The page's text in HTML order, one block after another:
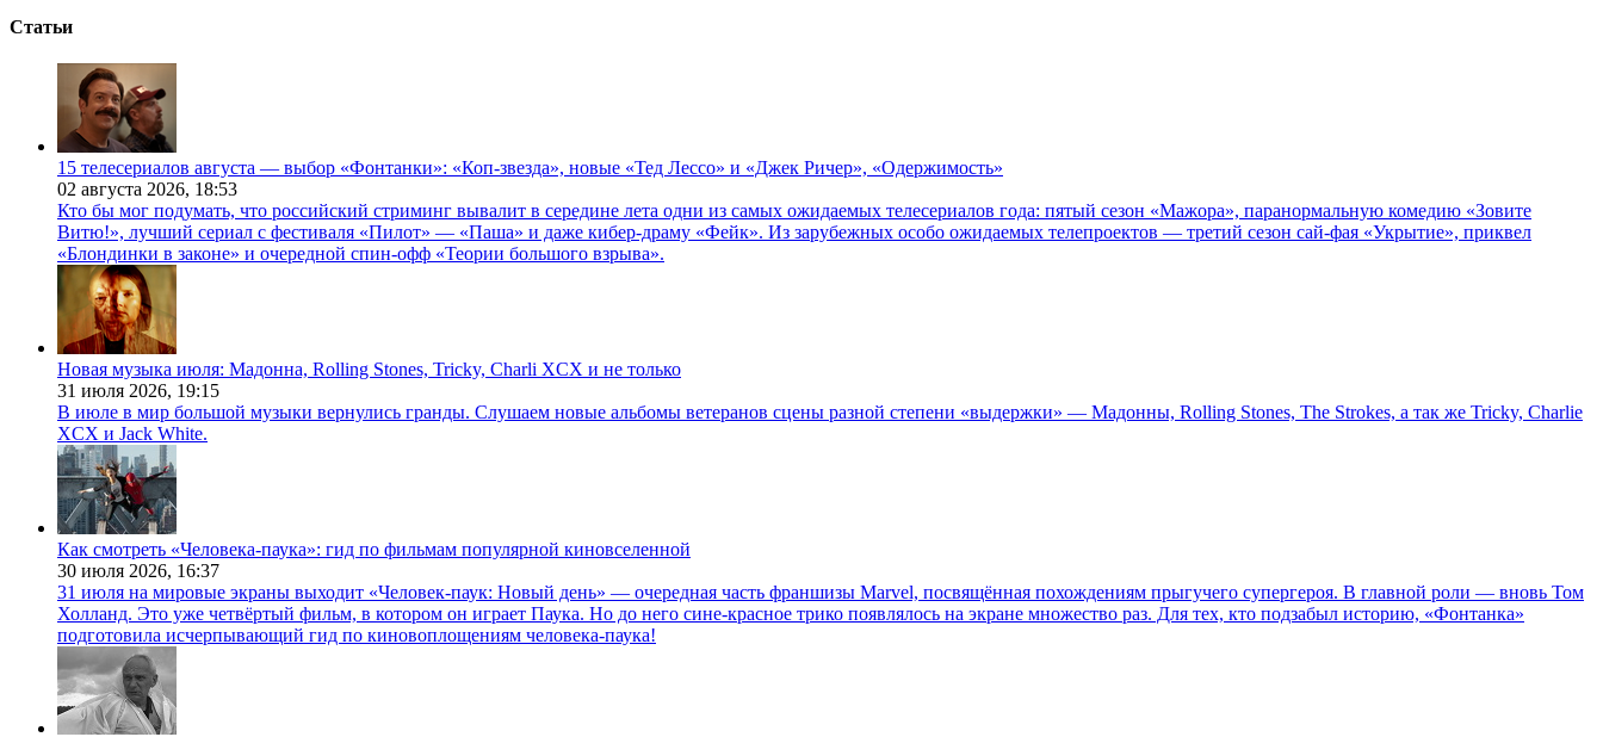
Статьи
15 телесериалов августа — выбор «Фонтанки»: «Коп-звезда», новые «Тед Лессо» и «Джек Ричер», «Одержимость»
02 августа 2026, 18:53
Кто бы мог подумать, что российский стриминг вывалит в середине лета одни из самых ожидаемых телесериалов года: пятый сезон «Мажора», паранормальную комедию «Зовите
Витю!», лучший сериал с фестиваля «Пилот» — «Паша» и даже кибер-драму «Фейк». Из зарубежных особо ожидаемых телепроектов — третий сезон сай-фая «Укрытие», приквел
«Блондинки в законе» и очередной спин-офф «Теории большого взрыва».
Новая музыка июля: Мадонна, Rolling Stones, Tricky, Charli XCX и не только
31 июля 2026, 19:15
В июле в мир большой музыки вернулись гранды. Слушаем новые альбомы ветеранов сцены разной степени «выдержки» — Мадонны, Rolling Stones, The Strokes, а так же Tricky, Charlie
XCX и Jack White.
Как смотреть «Человека-паука»: гид по фильмам популярной киновселенной
30 июля 2026, 16:37
31 июля на мировые экраны выходит «Человек-паук: Новый день» — очередная часть франшизы Marvel, посвящённая похождениям прыгучего супергероя. В главной роли — вновь Том
Холланд. Это уже четвёртый фильм, в котором он играет Паука. Но до него сине-красное трико появлялось на экране множество раз. Для тех, кто подзабыл историю, «Фонтанка»
подготовила исчерпывающий гид по киновоплощениям человека-паука!